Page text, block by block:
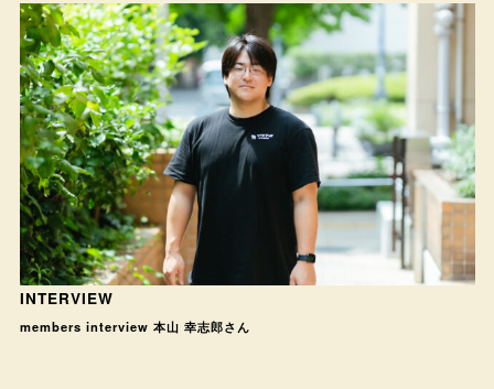
INTERVIEW
members interview 本山 幸志郎さん